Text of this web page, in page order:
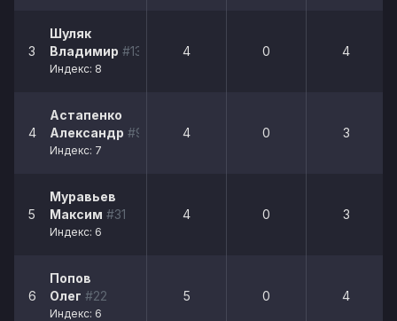
3
Шуляк
Владимир #13
Индекс: 8
4 0 4
4
Астапенко
Александр #95
Индекс: 7
4 0 3
5
Муравьев
Максим #31
Индекс: 6
4 0 3
6
Попов
Олег #22
Индекс: 6
5 0 4